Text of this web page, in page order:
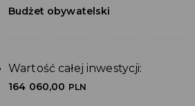
Budżet obywatelski
Wartość całej inwestycji:
164 060,00 PLN